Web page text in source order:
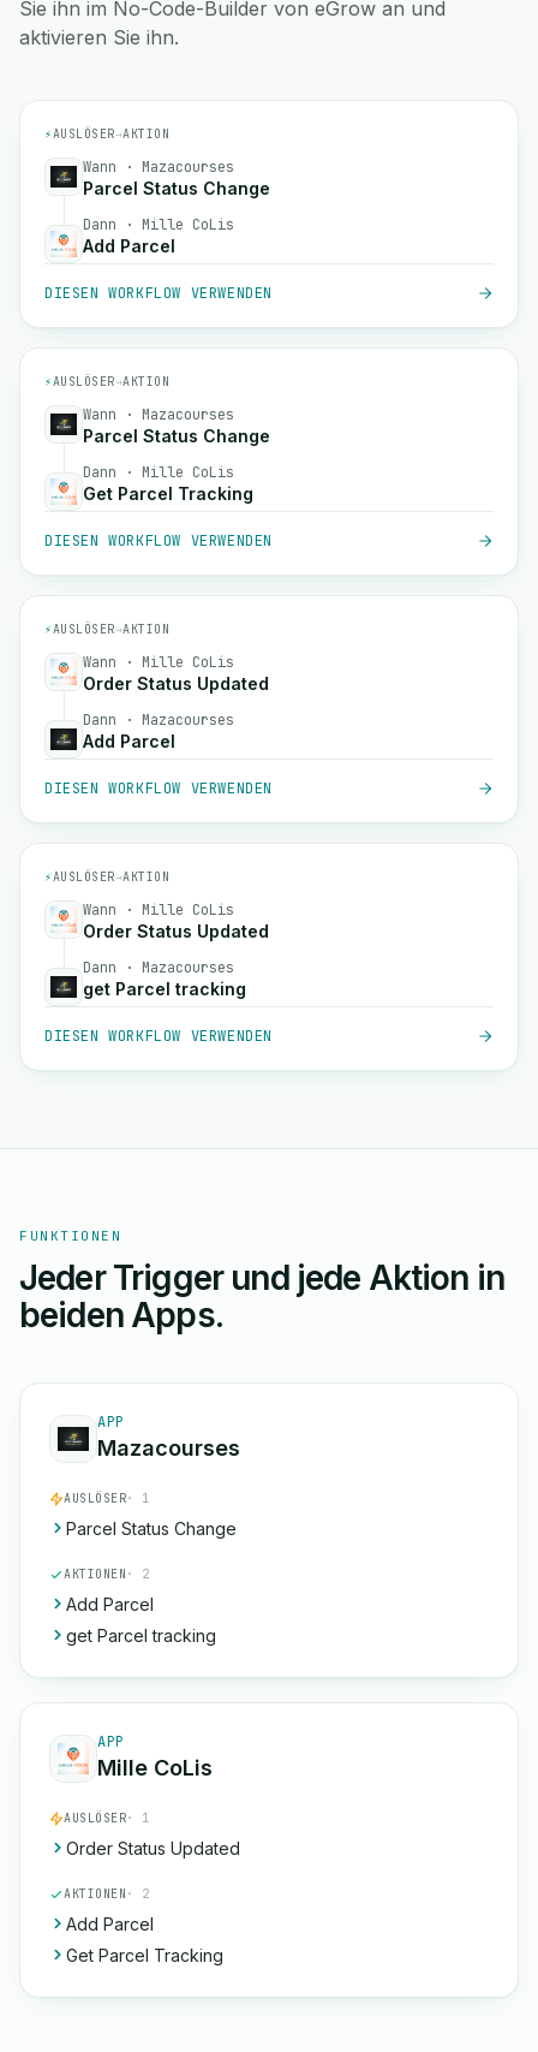
Sie ihn im No-Code-Builder von eGrow an und
aktivieren Sie ihn.
⚡AUSLÖSER→AKTION
Wann · Mazacourses
Parcel Status Change
Dann · Mille CoLis
Add Parcel
DIESEN WORKFLOW VERWENDEN
⚡AUSLÖSER→AKTION
Wann · Mazacourses
Parcel Status Change
Dann · Mille CoLis
Get Parcel Tracking
DIESEN WORKFLOW VERWENDEN
⚡AUSLÖSER→AKTION
Wann · Mille CoLis
Order Status Updated
Dann · Mazacourses
Add Parcel
DIESEN WORKFLOW VERWENDEN
⚡AUSLÖSER→AKTION
Wann · Mille CoLis
Order Status Updated
Dann · Mazacourses
get Parcel tracking
DIESEN WORKFLOW VERWENDEN
FUNKTIONEN
Jeder Trigger und jede Aktion in
beiden Apps.
APP
Mazacourses
AUSLÖSER· 1
Parcel Status Change
AKTIONEN · 2
Add Parcel
get Parcel tracking
APP
Mille CoLis
AUSLÖSER· 1
Order Status Updated
AKTIONEN · 2
Add Parcel
Get Parcel Tracking